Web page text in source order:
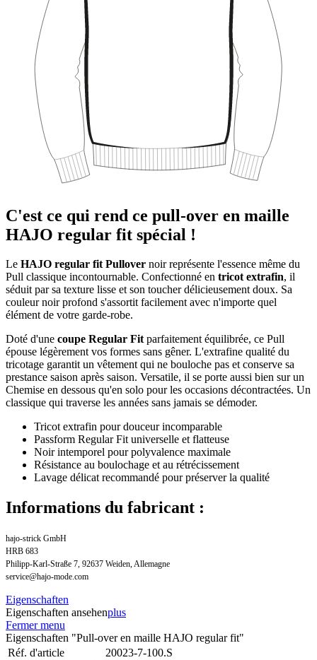
C'est ce qui rend ce pull-over en maille
HAJO regular fit spécial !
Le HAJO regular fit Pullover noir représente l'essence même du
Pull classique incontournable. Confectionné en tricot extrafin, il
séduit par sa texture lisse et son toucher délicieusement doux. Sa
couleur noir profond s'assortit facilement avec n'importe quel
élément de votre garde-robe.
Doté d'une coupe Regular Fitparfaitement équilibrée, ce Pull
épouse légèrement vos formes sans gêner. L'extrafine qualité du
tricotage garantit un vêtement qui ne bouloche pas et conserve sa
prestance saison après saison. Versatile, il se porte aussi bien sur un
Chemise en dessous qu'en solo pour les occasions décontractées. Un
classique qui traverse les années sans jamais se démoder.
Tricot extrafin pour douceur incomparable
Passform Regular Fit universelle et flatteuse
Noir intemporel pour polyvalence maximale
Résistance au boulochage et au rétrécissement
Lavage délicat recommandé pour préserver la qualité
Informations du fabricant :
hajo-strick GmbH
HRB 683
Philipp-Karl-Straße 7, 92637 Weiden, Allemagne
service@hajo-mode.com
Eigenschaften
Eigenschaften ansehenplus
Fermer menu
Eigenschaften "Pull-over en maille HAJO regular fit"
Réf. d'article
20023-7-100.S